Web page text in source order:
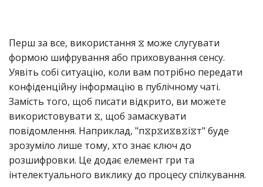
Перш за все, використання ⧖ може слугувати
формою шифрування або приховування сенсу.
Уявіть собі ситуацію, коли вам потрібно передати
конфіденційну інформацію в публічному чаті.
Замість того, щоб писати відкрито, ви можете
використовувати ⧖, щоб замаскувати
повідомлення. Наприклад, "п⧖р⧖и⧖в⧖і⧖т" буде
зрозуміло лише тому, хто знає ключ до
розшифровки. Це додає елемент гри та
інтелектуального виклику до процесу спілкування.